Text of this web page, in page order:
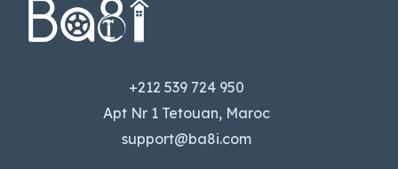
+212 539 724 950
Apt Nr 1 Tetouan, Maroc
support@ba8i.com